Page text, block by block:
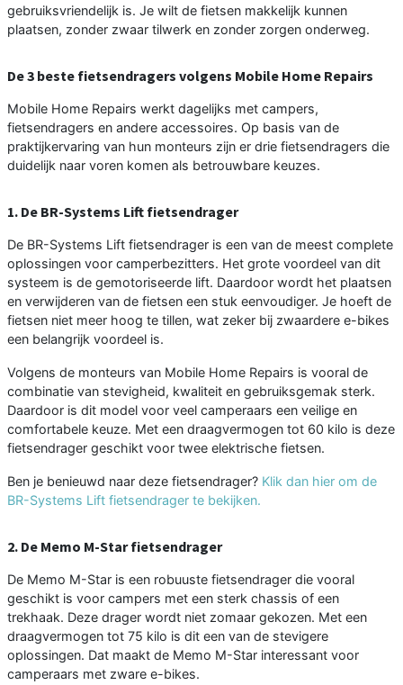
gebruiksvriendelijk is. Je wilt de fietsen makkelijk kunnen
plaatsen, zonder zwaar tilwerk en zonder zorgen onderweg.
De 3 beste fietsendragers volgens Mobile Home Repairs
Mobile Home Repairs werkt dagelijks met campers,
fietsendragers en andere accessoires. Op basis van de
praktijkervaring van hun monteurs zijn er drie fietsendragers die
duidelijk naar voren komen als betrouwbare keuzes.
1. De BR-Systems Lift fietsendrager
De BR-Systems Lift fietsendrager is een van de meest complete
oplossingen voor camperbezitters. Het grote voordeel van dit
systeem is de gemotoriseerde lift. Daardoor wordt het plaatsen
en verwijderen van de fietsen een stuk eenvoudiger. Je hoeft de
fietsen niet meer hoog te tillen, wat zeker bij zwaardere e-bikes
een belangrijk voordeel is.
Volgens de monteurs van Mobile Home Repairs is vooral de
combinatie van stevigheid, kwaliteit en gebruiksgemak sterk.
Daardoor is dit model voor veel camperaars een veilige en
comfortabele keuze. Met een draagvermogen tot 60 kilo is deze
fietsendrager geschikt voor twee elektrische fietsen.
Ben je benieuwd naar deze fietsendrager? Klik dan hier om de
BR-Systems Lift fietsendrager te bekijken.
2. De Memo M-Star fietsendrager
De Memo M-Star is een robuuste fietsendrager die vooral
geschikt is voor campers met een sterk chassis of een
trekhaak. Deze drager wordt niet zomaar gekozen. Met een
draagvermogen tot 75 kilo is dit een van de stevigere
oplossingen. Dat maakt de Memo M-Star interessant voor
camperaars met zware e-bikes.